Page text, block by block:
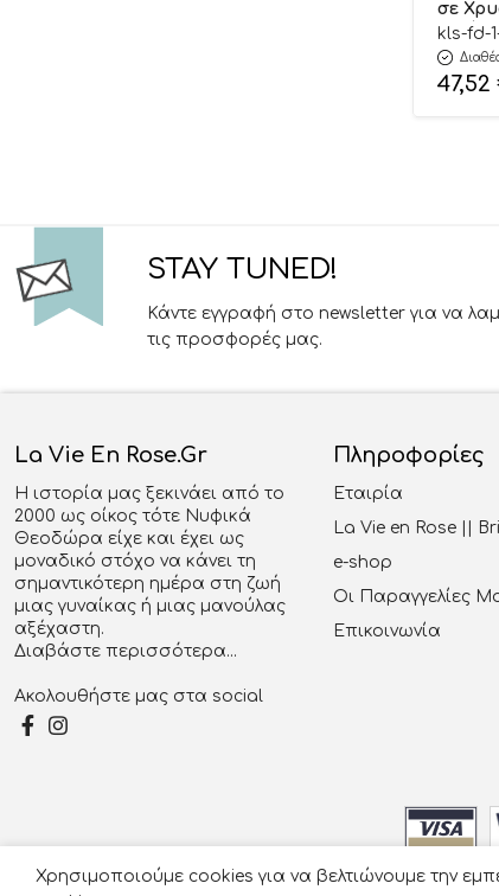
σε
FD/1/
kls-fd-
47,52
STAY TUNED!
Κάντε εγγραφή στο newsletter για να
τις προσφορές μας.
La Vie En Rose.gr
Η ιστορία μας ξεκινάει από το
2000 ως οίκος τότε Νυφικά
Θεοδώρα είχε και έχει ως
μοναδικό στόχο να κάνει τη
σημαντικότερη ημέρα στη ζωή
μιας γυναίκας ή μιας μανούλας
αξέχαστη.
Διαβάστε περισσότερα...
Ακολουθήστε μας στα social
Πληροφορίες
Εταιρία
La Vie en Rose ||
e-shop
Οι Παραγγελίες
Επικοινωνία
Χρησιμοποιούμε cookies για να βελτιώνουμε την